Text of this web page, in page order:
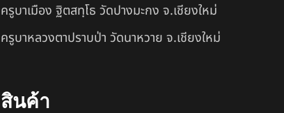
ครูบาเมือง ฐิตสทฺโธ วัดปางมะกง จ.เชียงใหม่
ครูบาหลวงตาปราบป่า วัดนาหวาย จ.เชียงใหม่
สินค้า